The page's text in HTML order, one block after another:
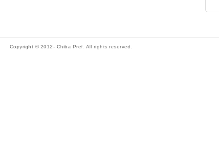
Copyright © 2012- Chiba Pref. All rights reserved.